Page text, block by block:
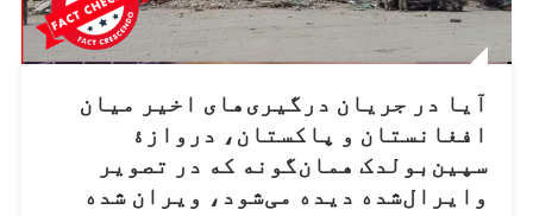
آیا در جریان درگیری‌های اخیر میان
افغانستان و پاکستان، دروازۀ
سپین‌بولدک همان‌گونه که در تصویر
وایرال‌شده دیده می‌شود، ویران شده